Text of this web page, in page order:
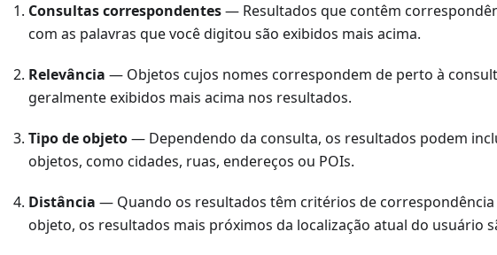
Consultas correspondentes— Resultados que contêm
com as palavras que você digitou são exibidos mais acima.
Relevância — Objetos cujos nomes correspondem de perto à
geralmente exibidos mais acima nos resultados.
Tipo de objeto— Dependendo da consulta, os resultados podem
objetos, como cidades, ruas, endereços ou POIs.
Distância — Quando os resultados têm critérios de
objeto, os resultados mais próximos da localização atual do usuário